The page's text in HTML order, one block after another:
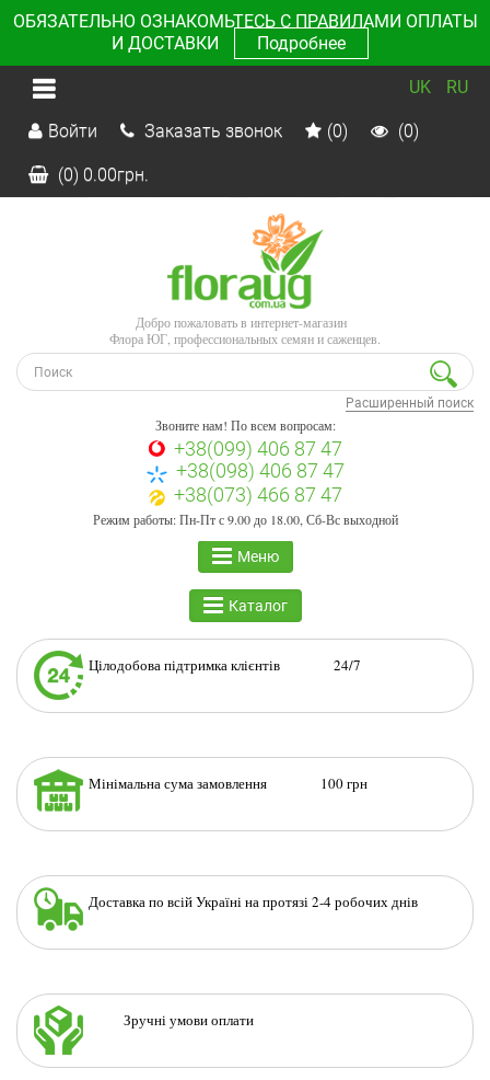
ОБЯЗАТЕЛЬНО ОЗНАКОМЬТЕСЬ С ПРАВИЛАМИ ОПЛАТЫ
И ДОСТАВКИ
Подробнее
UK RU
Войти Заказать звонок (0) (0)
(0) 0.00грн.
Добро пожаловать в интернет-магазин
Флора ЮГ, профессиональных семян и саженцев.
Расширенный поиск
Звоните нам! По всем вопросам:
+38(099) 406 87 47
+38(098) 406 87 47
+38(073) 466 87 47
Режим работы: Пн-Пт с 9.00 до 18.00, Сб-Вс выходной
Меню
Каталог
Цілодобова підтримка клієнтів 24/7
Мінімальна сума замовлення 100 грн
Доставка по всій Україні на протязі 2-4 робочих днів
Зручні умови оплати